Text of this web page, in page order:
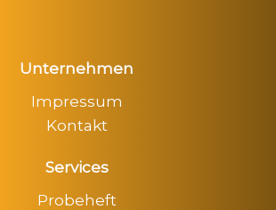
Unternehmen
Impressum
Kontakt
Services
Probeheft